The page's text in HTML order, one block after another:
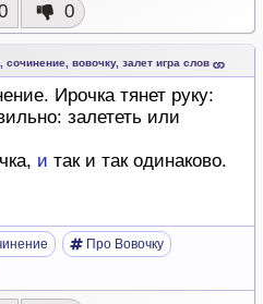
0
вовочку, залет игра слов
Ирочка тянет руку:
залететь или
и так и так одинаково.
Про Вовочку